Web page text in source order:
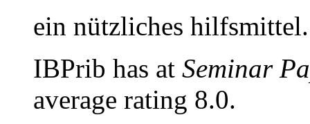
ein nützliches hilfsmittel.
IBPrib has at Seminar
average rating 8.0.